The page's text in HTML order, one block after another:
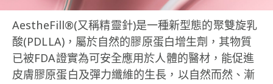
AestheFill®(又稱精靈針)是一種新型態的聚雙旋乳
酸(PDLLA)，屬於自然的膠原蛋白增生劑，其物質
已被FDA證實為可安全應用於人體的醫材，能促進
皮膚膠原蛋白及彈力纖維的生長，以自然而然、漸